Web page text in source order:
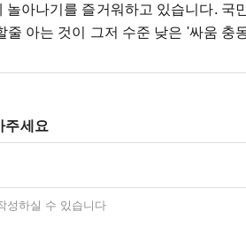
놀아나기를 즐거워하고 있습니다. 국
줄 아는 것이 그저 수준 낮은 '싸움 충
주세요
성하실 수 있습니다